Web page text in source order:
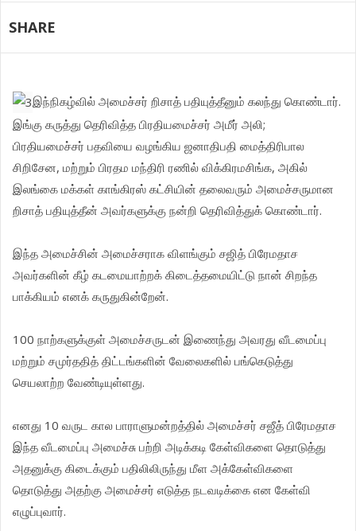
SHARE
இந்நிகழ்வில் அமைச்சர் றிசாத் பதியுத்தீனும் கலந்து கொண்டார்.
இங்கு கருத்து தெரிவித்த பிரதியமைச்சர் அமீர் அலி;
பிரதியமைச்சர் பதவியை வழங்கிய ஜனாதிபதி மைத்திரிபால
சிறிசேன, மற்றும் பிரதம மந்திரி ரணில் விக்கிரமசிங்க, அகில்
இலங்கை மக்கள் காங்கிரஸ் கட்சியின் தலைவரும் அமைச்சருமான
றிசாத் பதியுத்தீன் அவர்களுக்கு நன்றி தெரிவித்துக் கொண்டார்.
இந்த அமைச்சின் அமைச்சராக விளங்கும் சஜித் பிரேமதாச
அவர்களின் கீழ் கடமையாற்றக் கிடைத்தமையிட்டு நான் சிறந்த
பாக்கியம் எனக் கருதுகின்றேன்.
100 நாற்களுக்குள் அமைச்சருடன் இணைந்து அவரது வீடமைப்பு
மற்றும் சமுர்ததித் திட்டங்களின் வேலைகளில் பங்கெடுத்து
செயலாற்ற வேண்டியுள்ளது.
எனது 10 வருட கால பாராளுமன்றத்தில் அமைச்சர் சஜீத் பிரேமதாச
இந்த வீடமைப்பு அமைச்சு பற்றி அடிக்கடி கேள்விகளை தொடுத்து
அதனுக்கு கிடைக்கும் பதிலிலிருந்து மீள அக்கேள்விகளை
தொடுத்து அதற்கு அமைச்சர் எடுத்த நடவடிக்கை என கேள்வி
எழுப்புவார்.